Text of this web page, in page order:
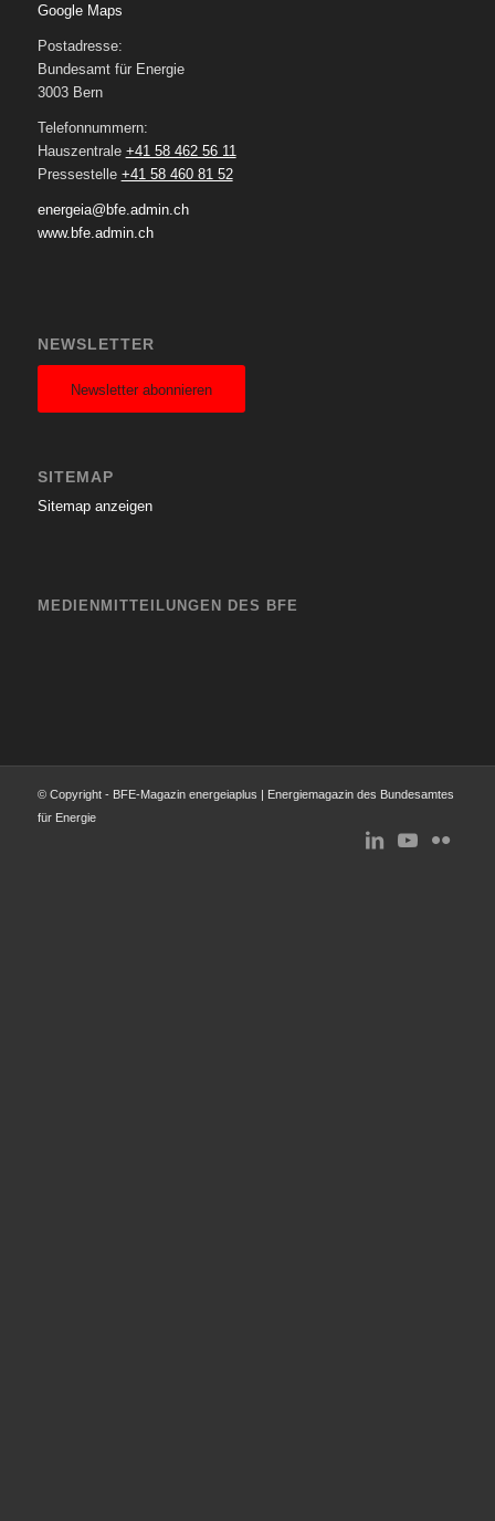
Google Maps
Postadresse:
Bundesamt für Energie
3003 Bern
Telefonnummern:
Hauszentrale +41 58 462 56 11
Pressestelle +41 58 460 81 52
energeia@bfe.admin.ch
www.bfe.admin.ch
NEWSLETTER
Newsletter abonnieren
SITEMAP
Sitemap anzeigen
MEDIENMITTEILUNGEN DES BFE
© Copyright - BFE-Magazin energeiaplus | Energiemagazin des Bundesamtes
für Energie